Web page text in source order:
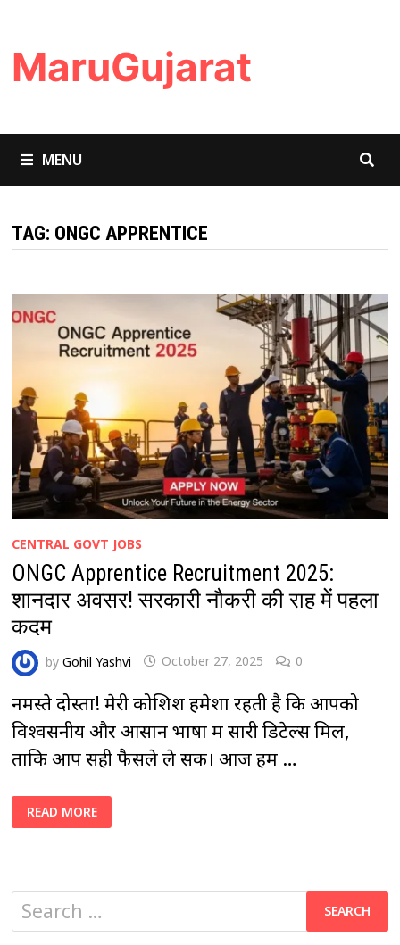
content
MaruGujarat
MENU
TAG: ONGC APPRENTICE
CENTRAL GOVT JOBS
ONGC Apprentice Recruitment 2025:
शानदार अवसर! सरकारी नौकरी की राह में पहला
कदम
by Gohil Yashvi October 27, 2025 0
नमस्ते दोस्तों! मेरी कोशिश हमेशा रहती है कि आपको
विश्वसनीय और आसान भाषा में सारी डिटेल्स मिलें,
ताकि आप सही फैसले ले सकें। आज हम …
ONGC
APPRENTICE
RECRUITMENT
नौकरी
की
राह
READ MORE
Search
for: